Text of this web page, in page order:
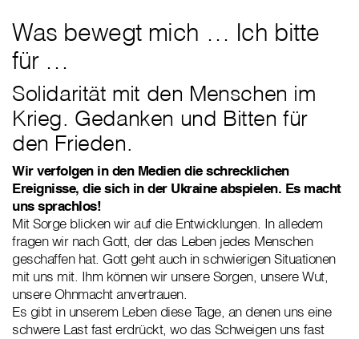
Was bewegt mich … Ich bitte
für …
Solidarität mit den Menschen im
Krieg. Gedanken und Bitten für
den Frieden.
Wir verfolgen in den Medien die schrecklichen
Ereignisse, die sich in der Ukraine abspielen. Es macht
uns sprachlos!
Mit Sorge blicken wir auf die Entwicklungen. In alledem
fragen wir nach Gott, der das Leben jedes Menschen
geschaffen hat. Gott geht auch in schwierigen Situationen
mit uns mit. Ihm können wir unsere Sorgen, unsere Wut,
unsere Ohnmacht anvertrauen.
Es gibt in unserem Leben diese Tage, an denen uns eine
schwere Last fast erdrückt, wo das Schweigen uns fast